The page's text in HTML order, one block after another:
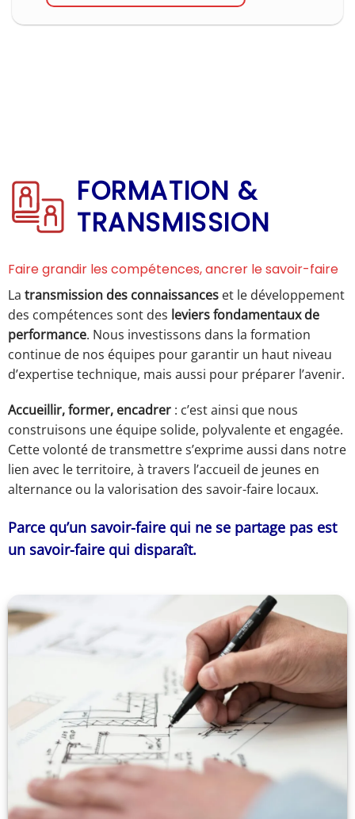
FORMATION &
TRANSMISSION
Faire grandir les compétences, ancrer le savoir-faire
La transmission des connaissanceset le développement
des compétences sont des leviers fondamentaux de
performance. Nous investissons dans la formation
continue de nos équipes pour garantir un haut niveau
d’expertise technique, mais aussi pour préparer l’avenir.
Accueillir, former, encadrer: c’est ainsi que nous
construisons une équipe solide, polyvalente et engagée.
Cette volonté de transmettre s’exprime aussi dans notre
lien avec le territoire, à travers l’accueil de jeunes en
alternance ou la valorisation des savoir-faire locaux.
Parce qu’un savoir-faire qui ne se partage pas est
un savoir-faire qui disparaît.